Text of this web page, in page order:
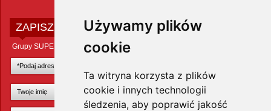
Używamy plików
cookie
Ta witryna korzysta z plików
cookie i innych technologii
śledzenia, aby poprawić jakość
ZAPISZ SIĘ DO NEWSLETTERA
Grupy SUPER ZOO POLAND Sp. z o.o.